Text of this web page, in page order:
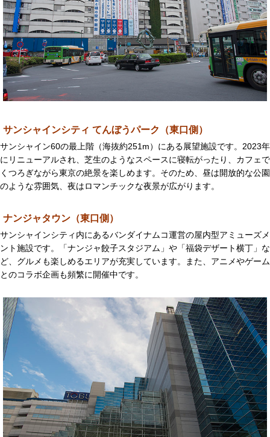
サンシャインシティ てんぼうパーク（東口側）
サンシャイン60の最上階（海抜約251m）にある展望施設です。2023年
にリニューアルされ、芝生のようなスペースに寝転がったり、カフェで
くつろぎながら東京の絶景を楽しめます。そのため、昼は開放的な公園
のような雰囲気、夜はロマンチックな夜景が広がります。
ナンジャタウン（東口側）
サンシャインシティ内にあるバンダイナムコ運営の屋内型アミューズメ
ント施設です。「ナンジャ餃子スタジアム」や「福袋デザート横丁」な
ど、グルメも楽しめるエリアが充実しています。また、アニメやゲーム
とのコラボ企画も頻繁に開催中です。